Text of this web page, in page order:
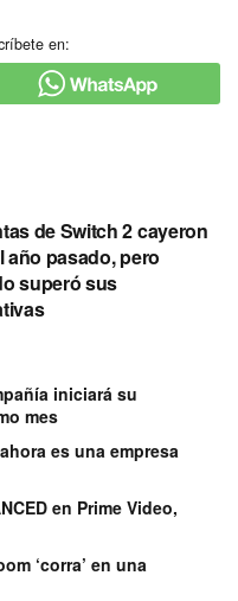
en:
de Switch 2 cayeron
año pasado, pero
superó sus
iniciará su
mes
es una empresa
en Prime Video,
‘corra’ en una